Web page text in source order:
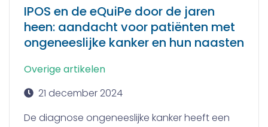
IPOS en de eQuiPe door de jaren
heen: aandacht voor patiënten met
ongeneeslijke kanker en hun naasten
Overige artikelen
21 december 2024
De diagnose ongeneeslijke kanker heeft een